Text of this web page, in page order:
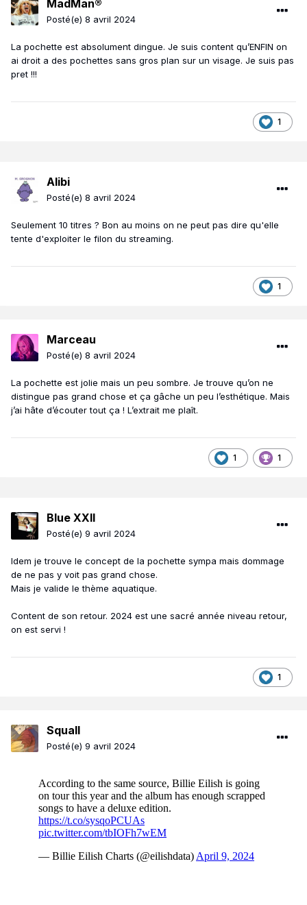
MadMan®
Posté(e) 8 avril 2024
La pochette est absolument dingue. Je suis content qu’ENFIN on
ai droit a des pochettes sans gros plan sur un visage. Je suis pas
pret !!!
1
Alibi
Posté(e) 8 avril 2024
Seulement 10 titres ? Bon au moins on ne peut pas dire qu'elle
tente d'exploiter le filon du streaming.
1
Marceau
Posté(e) 8 avril 2024
La pochette est jolie mais un peu sombre. Je trouve qu’on ne
distingue pas grand chose et ça gâche un peu l’esthétique. Mais
j’ai hâte d’écouter tout ça ! L’extrait me plaît.
1 1
Blue XXII
Posté(e) 9 avril 2024
Idem je trouve le concept de la pochette sympa mais dommage
de ne pas y voit pas grand chose.
Mais je valide le thème aquatique.
Content de son retour. 2024 est une sacré année niveau retour,
on est servi !
1
Squall
Posté(e) 9 avril 2024